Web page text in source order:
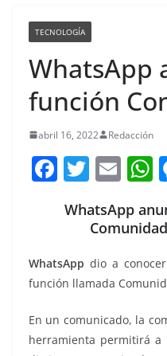
TECNOLOGÍA
WhatsApp
función
abril 16, 2022 Redacción
F
c
b
o
o
k
T
itt
er
E
ai
l s
A
WhatsApp
WhatsApp dio a
función llamada
En un comunicado, la
herramienta permitirá a